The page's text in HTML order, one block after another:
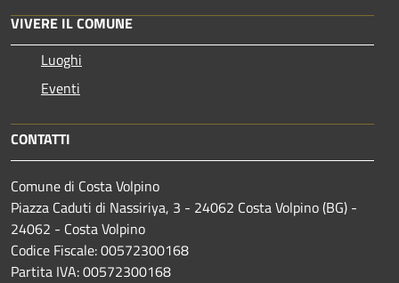
VIVERE IL COMUNE
Luoghi
Eventi
CONTATTI
Comune di Costa Volpino
Piazza Caduti di Nassiriya, 3 - 24062 Costa Volpino (BG) -
24062 - Costa Volpino
Codice Fiscale: 00572300168
Partita IVA: 00572300168